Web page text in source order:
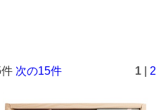
次の15件 1 2